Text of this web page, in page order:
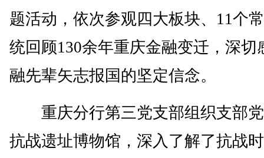
题活动，依次参观四大板块、11个
统回顾130余年重庆金融变迁，深切
融先辈矢志报国的坚定信念。
重庆分行第三党支部组织支部党
抗战遗址博物馆，深入了解了抗战